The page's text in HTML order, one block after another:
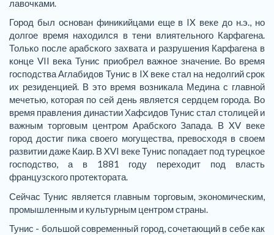
лавочками.
Город был основан финикийцами еще в IX веке до н.э., но
долгое время находился в тени влиятельного Карфагена.
Только после арабского захвата и разрушения Карфагена в
конце VII века Тунис приобрел важное значение. Во время
господства Аглабидов Тунис в IX веке стал на недолгий срок
их резиденцией. В это время возникала Медина с главной
мечетью, которая по сей день является сердцем города. Во
время правления династии Хафсидов Тунис стал столицей и
важным торговым центром Арабского Запада. В XV веке
город достиг пика своего могущества, превосходя в своем
развитии даже Каир. В XVI веке Тунис попадает под турецкое
господство, а в 1881 году переходит под власть
французского протектората.
Сейчас Тунис является главным торговым, экономическим,
промышленным и культурным центром страны.
Тунис - большой современный город, сочетающий в себе как